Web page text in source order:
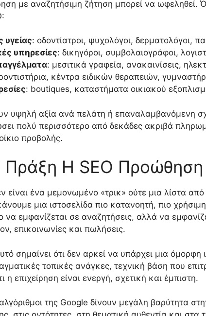
με αναζητήσιμη ζήτηση μπορεί να ωφεληθεί.
υγείας: οδοντίατροι, ψυχολόγοι, δερματολόγοι,
υπηρεσίες: δικηγόροι, συμβολαιογράφοι,
: μεσιτικά γραφεία, ανακαινίσεις,
κέντρα ειδικών θεραπειών,
: boutiques, καταστήματα οικιακού
υψηλή αξία ανά πελάτη ή επαναλαμβανόμενη
πολύ περισσότερο από δεκάδες ακριβά
προβολής.
Πράξη Η SEO Προώθηση
είναι ένα μεμονωμένο «τρικ» ούτε μια λίστα
μια ιστοσελίδα πιο κατανοητή, πιο
εμφανίζεται σε αναζητήσεις, αλλά να
επικοινωνίες και πωλήσεις.
σημαίνει ότι δεν αρκεί να υπάρχει μια
τοπικές ανάγκες, τεχνική βάση που
η επιχείρηση είναι ενεργή, σχετική και έμπιστη.
της Google δίνουν μεγάλη βαρύτητα